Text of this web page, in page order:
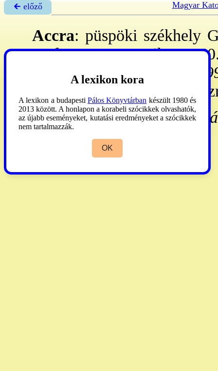
🡰 előző Magyar
Accra: püspöki székhely
pref. 1947: ap. vik.,
suffr-a. - 21.855 km²-en
47 ep, 57 szp, 83 sz, 134
PallasI:246. -A világ
1990:15.
A lexikon kora
A lexikon a budapesti Pálos Könyvtárban készült 1980 és
2013 között. A honlapon a korabeli szócikkek olvashatók,
az újabb eseményeket, kutatási eredményeket a szócikkek
nem tartalmazzák.
OK